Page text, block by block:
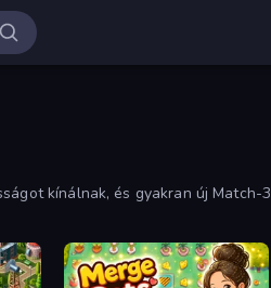
kínálnak, és gyakran új Match-3